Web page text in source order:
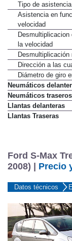
Tipo de asistencia
Asistencia en
velocidad
Desmultiplicacion
la velocidad
Desmultiplicación
Dirección a las
Diámetro de giro
Neumáticos
Neumáticos traseros
Llantas delanteras
Llantas Traseras
Ford S-Max
2008) | Precio
Datos técnicos